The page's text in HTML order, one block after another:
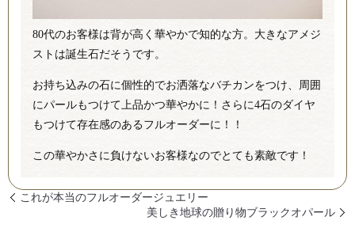
80代のお客様は背が高く華やかで知的な方。大きなアメジ
ストは誕生石だそうです。
お持ち込みの石に個性的でお洒落なバチカンをつけ、周囲
にパールもつけて上品かつ華やかに！さらに4石のダイヤ
もつけて存在感のあるフルオーダーに！！
この華やかさに負けないお客様なのでとても素敵です！
これが本当のフルオーダージュエリー
美しき地球の贈り物ブラックオパール